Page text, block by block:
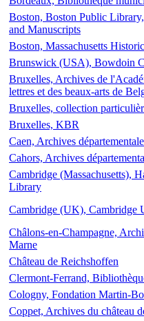
Boston, Boston Public
and Manuscripts
Boston, Massachusetts
Brunswick (USA), Bowdoin
Bruxelles, Archives de
lettres et des beaux-arts de
Bruxelles, collection
Bruxelles, KBR
Caen, Archives
Cahors, Archives
Cambridge (Massachusetts),
Library
Cambridge (UK), Cambridge
Châlons-en-Champagne,
Marne
Château de Reichshoffen
Clermont-Ferrand,
Cologny, Fondation Martin-
Coppet, Archives du château